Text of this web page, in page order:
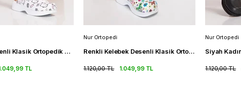
Unicorn Desenli Klasik Ortopedik Sabo Terlik Kadın Terlikleri
TL
Nur Ortopedi
Renkli Kelebek Desenli Klasik Ortopedik Sabo Terlik Kadın Terlik
1.049,99 TL
1.120,00 TL
Nur Ortopedi
1.120,00 TL